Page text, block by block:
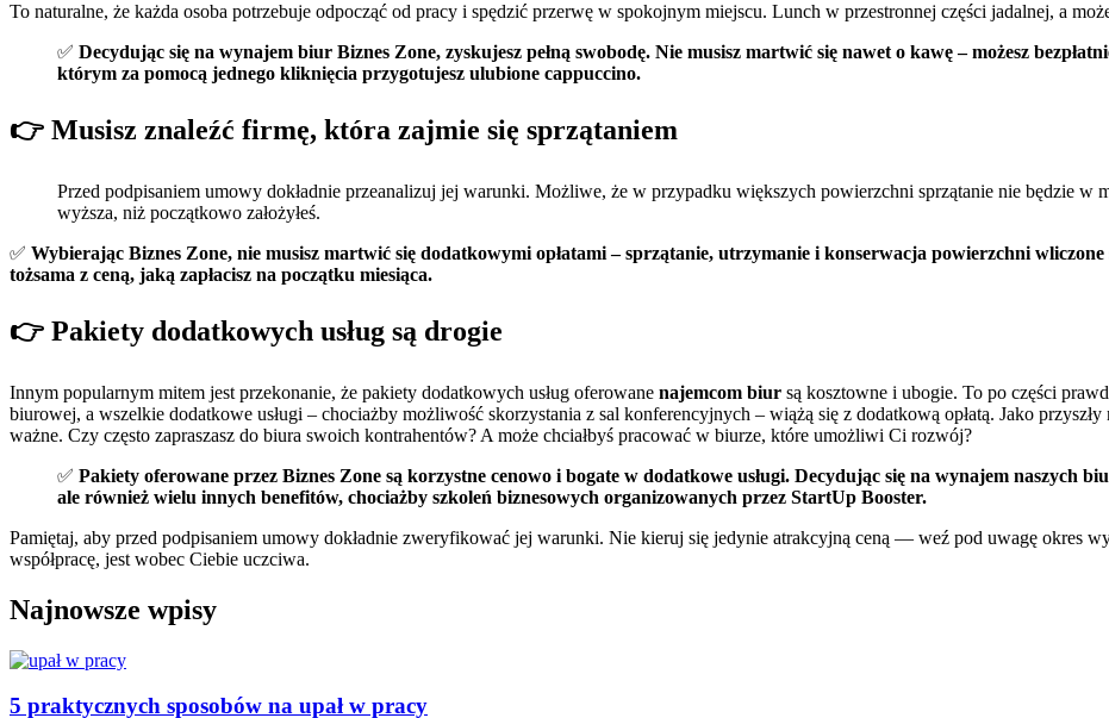
To naturalne, że każda osoba potrzebuje odpocząć od pracy i spędzić przerwę w spokojnym miejscu. Lunch w przestronnej części jadalnej, a
✅ Decydując się na wynajem biur Biznes Zone, zyskujesz pełną swobodę. Nie musisz martwić się nawet o kawę – możesz
którym za pomocą jednego kliknięcia przygotujesz ulubione cappuccino.
👉 Musisz znaleźć firmę, która zajmie się sprzątaniem
Przed podpisaniem umowy dokładnie przeanalizuj jej warunki. Możliwe, że w przypadku większych powierzchni sprzątanie nie będzie w
wyższa, niż początkowo założyłeś.
✅ Wybierając Biznes Zone, nie musisz martwić się dodatkowymi opłatami – sprzątanie, utrzymanie i konserwacja powierzchni
tożsama z ceną, jaką zapłacisz na początku miesiąca.
👉 Pakiety dodatkowych usług są drogie
Innym popularnym mitem jest przekonanie, że pakiety dodatkowych usług oferowane najemcom biur są kosztowne i ubogie. To po części
biurowej, a wszelkie dodatkowe usługi – chociażby możliwość skorzystania z sal konferencyjnych – wiążą się z dodatkową opłatą. Jako
ważne. Czy często zapraszasz do biura swoich kontrahentów? A może chciałbyś pracować w biurze, które umożliwi Ci rozwój?
✅ Pakiety oferowane przez Biznes Zone są korzystne cenowo i bogate w dodatkowe usługi. Decydując się na wynajem naszych
ale również wielu innych benefitów, chociażby szkoleń biznesowych organizowanych przez StartUp Booster.
Pamiętaj, aby przed podpisaniem umowy dokładnie zweryfikować jej warunki. Nie kieruj się jedynie atrakcyjną ceną — weź pod uwagę okres
współpracę, jest wobec Ciebie uczciwa.
Najnowsze wpisy
5 praktycznych sposobów na upał w pracy